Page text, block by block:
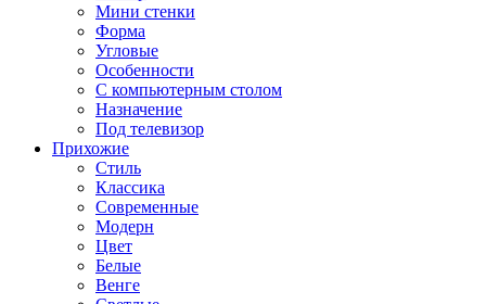
Мини стенки
Форма
Угловые
Особенности
С компьютерным столом
Назначение
Под телевизор
Прихожие
Стиль
Классика
Современные
Модерн
Цвет
Белые
Венге